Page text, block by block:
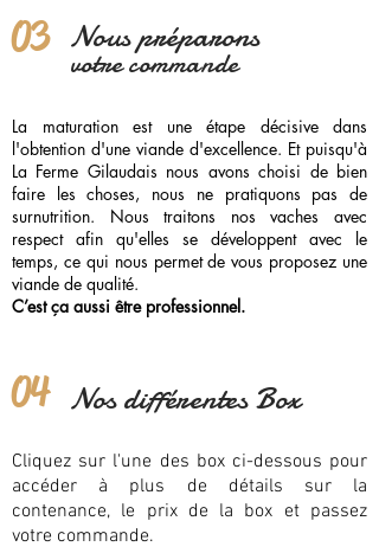
03 Nous préparons
votre commande
La maturation est une étape décisive dans
l'obtention d'une viande d'excellence. Et puisqu'à
La Ferme Gilaudais nous avons choisi de bien
faire les choses, nous ne pratiquons pas de
surnutrition. Nous traitons nos vaches avec
respect afin qu'elles se développent avec le
temps, ce qui nous permet de vous proposez une
viande de qualité.
C’est ça aussi être professionnel.
04 Nos différentes Box
Cliquez sur l'une des box ci-dessous pour
accéder à plus de détails sur la
contenance, le prix de la box et passez
votre commande.